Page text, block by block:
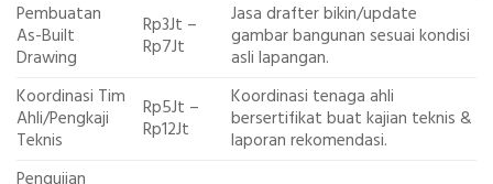
Pembuatan
As-Built
Drawing
Rp3Jt –
Rp7Jt
Jasa drafter bikin/update
gambar bangunan sesuai kondisi
asli lapangan.
Koordinasi Tim
Ahli/Pengkaji
Teknis
Rp5Jt –
Rp12Jt
Koordinasi tenaga ahli
bersertifikat buat kajian teknis &
laporan rekomendasi.
Pengujian